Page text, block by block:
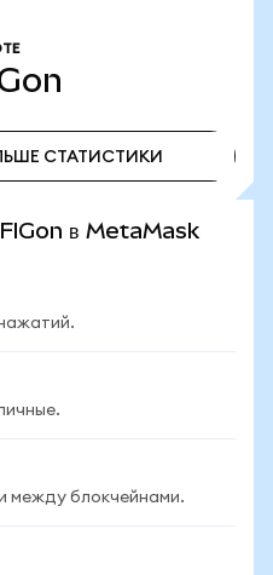
СТАТИСТИКИ
FIGon в MetaMask
и между блокчейнами.